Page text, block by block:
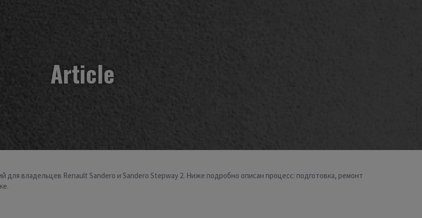
Article
для владельцев Renault Sandero и Sandero Stepway 2. Ниже подробно описан процесс: подготовка, ремонт